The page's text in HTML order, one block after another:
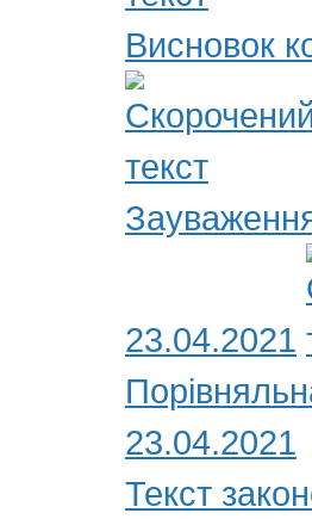
Висновок
23.04.2021
23.04.2021
Текст